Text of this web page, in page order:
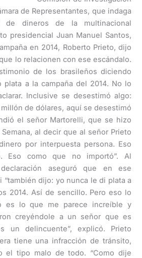
de Representantes, que indaga
de dineros de la multinacional
presidencial Juan Manuel Santos,
en 2014, Roberto Prieto, dijo
lo relacionen con ese escándalo.
de los brasileños diciendo
a la campaña del 2014. No lo
Inclusive se desestimó algo:
de dólares, aquí se desestimó
el señor Martorelli, que se hizo
al decir que al señor Prieto
por interpuesta persona. Eso
Eso como que no importó”. Al
aseguró que en ese
dijo: yo nunca le di plata a
2014. Así de sencillo. Pero eso lo
es lo que me parece increíble y
creyéndole a un señor que es
un delincuente”, explicó. Prieto
tiene una infracción de tránsito,
el tipo malo de todo. “Como dije